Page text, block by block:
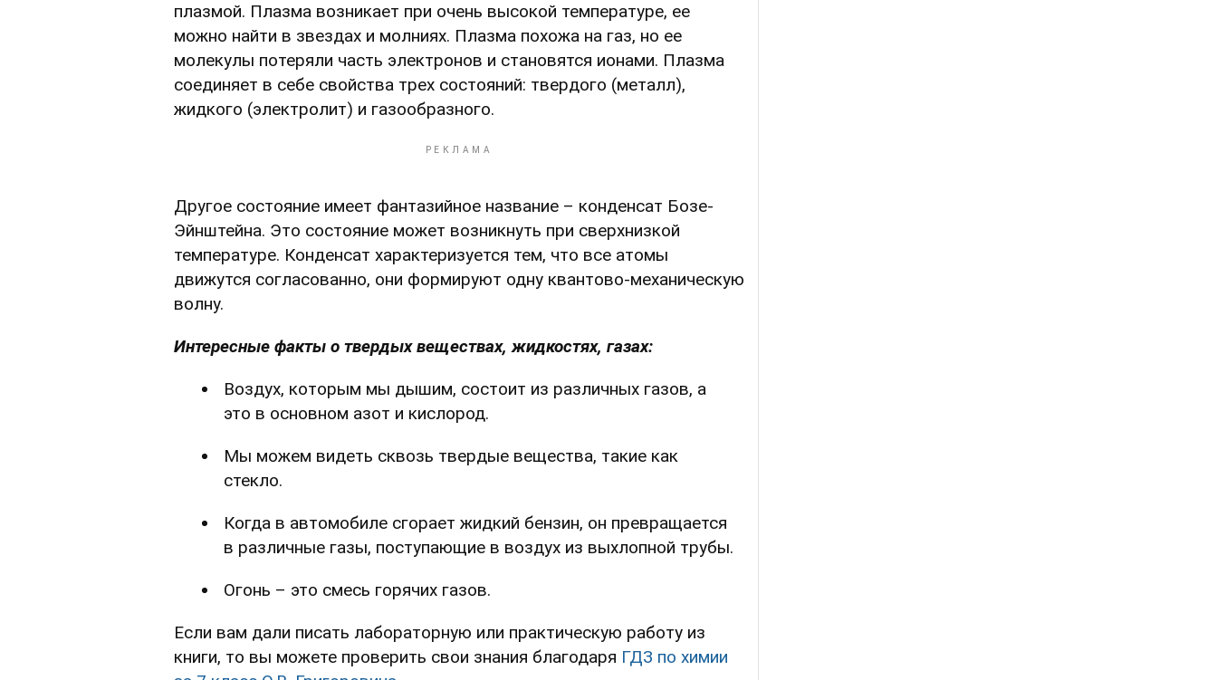
плазмой. Плазма возникает при очень высокой температуре, ее
можно найти в звездах и молниях. Плазма похожа на газ, но ее
молекулы потеряли часть электронов и становятся ионами. Плазма
соединяет в себе свойства трех состояний: твердого (металл),
жидкого (электролит) и газообразного.
Другое состояние имеет фантазийное название – конденсат Бозе-
Эйнштейна. Это состояние может возникнуть при сверхнизкой
температуре. Конденсат характеризуется тем, что все атомы
движутся согласованно, они формируют одну квантово-механическую
волну.
Интересные факты о твердых веществах, жидкостях, газах:
Воздух, которым мы дышим, состоит из различных газов, а
это в основном азот и кислород.
Мы можем видеть сквозь твердые вещества, такие как
стекло.
Когда в автомобиле сгорает жидкий бензин, он превращается
в различные газы, поступающие в воздух из выхлопной трубы.
Огонь – это смесь горячих газов.
Если вам дали писать лабораторную или практическую работу из
книги, то вы можете проверить свои знания благодаря ГДЗ по химии